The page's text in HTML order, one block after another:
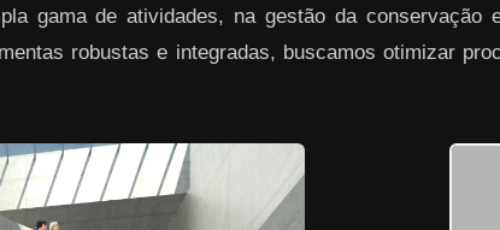
gama de atividades, na gestão da conservação
robustas e integradas, buscamos otimizar